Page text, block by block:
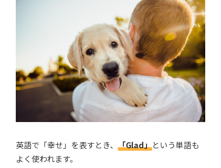
英語で「幸せ」を表すとき、 「Glad」という単語も
よく使われます。